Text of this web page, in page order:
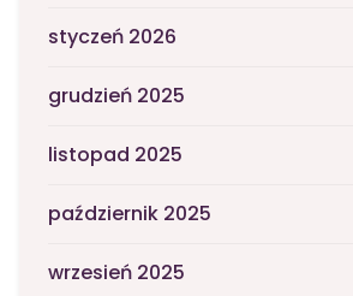
styczeń 2026
grudzień 2025
listopad 2025
październik 2025
wrzesień 2025